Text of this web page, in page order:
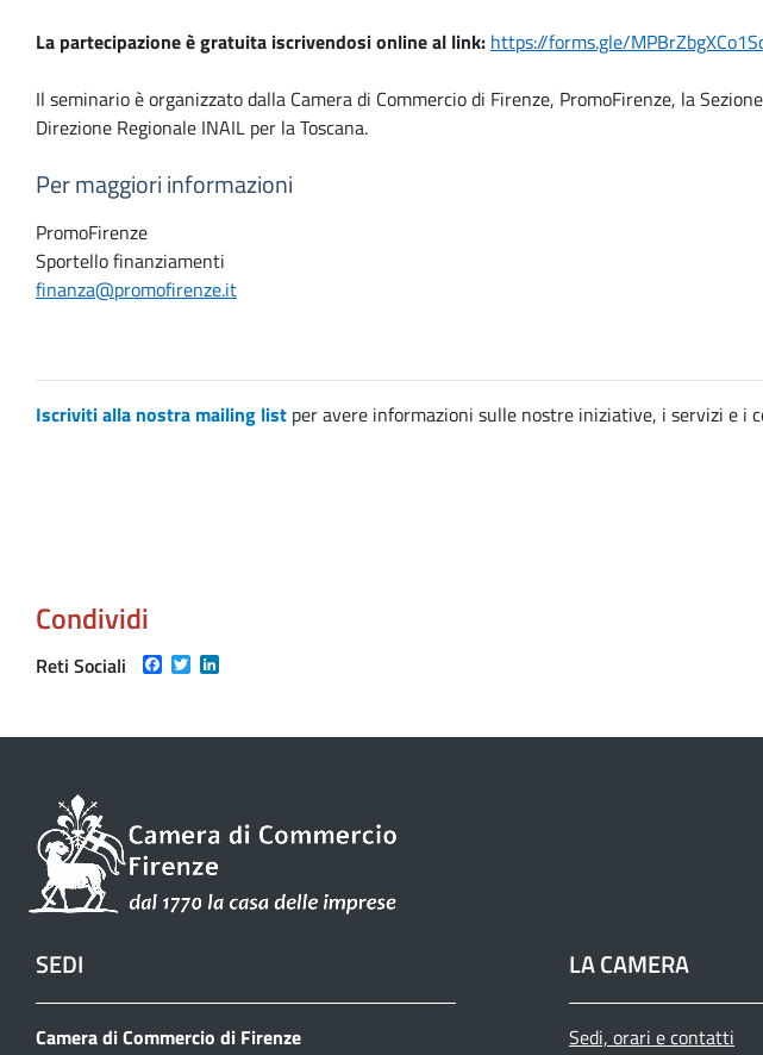
La partecipazione è gratuita iscrivendosi online al link: https://forms.gle/
Il seminario è organizzato dalla Camera di Commercio di Firenze, PromoFirenze, la
Direzione Regionale INAIL per la Toscana.
Per maggiori informazioni
PromoFirenze
Sportello finanziamenti
finanza@promofirenze.it
Iscriviti alla nostra mailing list per avere informazioni sulle nostre iniziative, i servizi e i
Condividi
Reti Sociali Facebook
Twitter
SEDI
Camera di Commercio di Firenze
LA CAMERA
Sedi, orari e contatti